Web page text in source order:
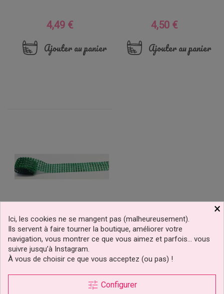
Prix
4,49 €
Ajouter au panier
Prix
4,50 €
Ajouter au panier
Bande De Strass Vert 2,5
Cm De Haut
×
Ici, les cookies ne se mangent pas (malheureusement).
Ils servent à faire tourner la boutique, améliorer votre
navigation, vous montrer ce que vous aimez et parfois… vous
suivre jusqu’à Instagram.
À vous de choisir ce que vous acceptez (ou pas) !
tune Configurer